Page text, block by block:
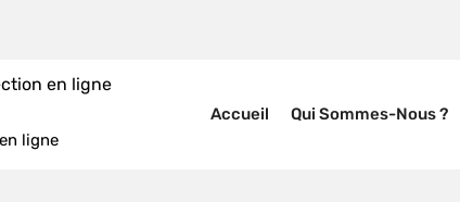
ligne
Accueil Qui Sommes-Nous ?